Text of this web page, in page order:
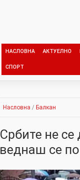
НАСЛОВНА АКТУЕЛНО
СПОРТ
Насловна / Балкан
Србите не
веднаш се